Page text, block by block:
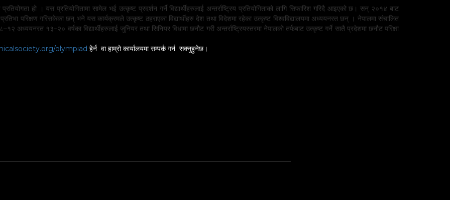
हो । यस प्रतियोगितामा सामेल भई उत्कृष्ट प्रदर्शन गर्ने विद्यार्थीहरुलाई अन्तर्राष्ट्रिय प्रतियोगिताको लागि सिफारिश गरिदै आइएको छ। सन् २०१४ बाट
परिक्षण गरिसकेका छन् भने यस कार्यक्रमले उत्कृष्ट ठहराएका विद्यार्थीहरु देश तथा विदेशमा रहेका उत्कृष्ट विश्वविद्यालयमा अध्ययनरत छन् । नेपालमा संचालित
८–१२ अध्ययनरत १३–२० वर्षका विद्यार्थीहरुलाई जुनियर तथा सिनियर विधामा छनौट गरी अन्तर्राष्ट्रियस्तरमा नेपालको तर्फबाट उत्कृष्ट गर्ने सातै प्रदेशमा छनौट परिक्षा
olympiad हेर्न वा हाम्रो कार्यालयमा सम्पर्क गर्न सक्नुहुनेछ।